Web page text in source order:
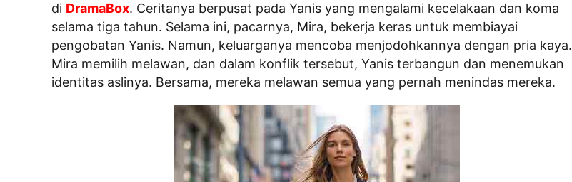
di DramaBox. Ceritanya berpusat pada Yanis yang mengalami kecelakaan dan koma
selama tiga tahun. Selama ini, pacarnya, Mira, bekerja keras untuk membiayai
pengobatan Yanis. Namun, keluarganya mencoba menjodohkannya dengan pria kaya.
Mira memilih melawan, dan dalam konflik tersebut, Yanis terbangun dan menemukan
identitas aslinya. Bersama, mereka melawan semua yang pernah menindas mereka.